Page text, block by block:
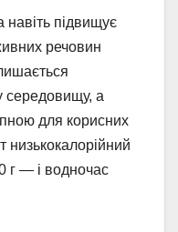
навіть підвищує
речовин
середовищу, а
для корисних
низькокалорійний
г — і водночас